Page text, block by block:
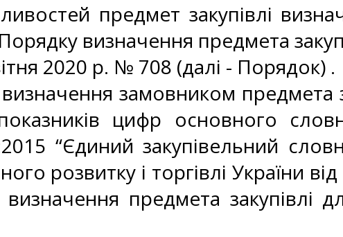
предмет закупівлі
визначення предмета
2020 р. № 708 (далі - Порядок) .
замовником предмета
цифр основного
“Єдиний закупівельний
розвитку і торгівлі України
предмета закупівлі